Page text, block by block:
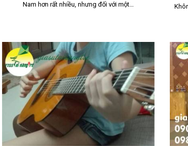
Nam hơn rất nhiều, nhưng đối với một…